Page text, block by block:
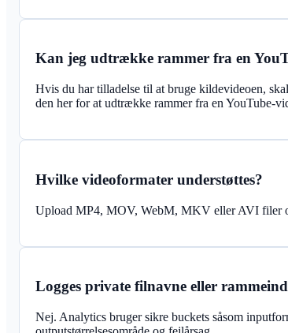
Kan jeg udtrække rammer fra en
Hvis du har tilladelse til at bruge kildevideoen,
den her for at udtrække rammer fra en YouTube-
Hvilke videoformater understøttes?
Upload MP4, MOV, WebM, MKV eller AVI filer
Logges private filnavne eller
Nej. Analytics bruger sikre buckets såsom